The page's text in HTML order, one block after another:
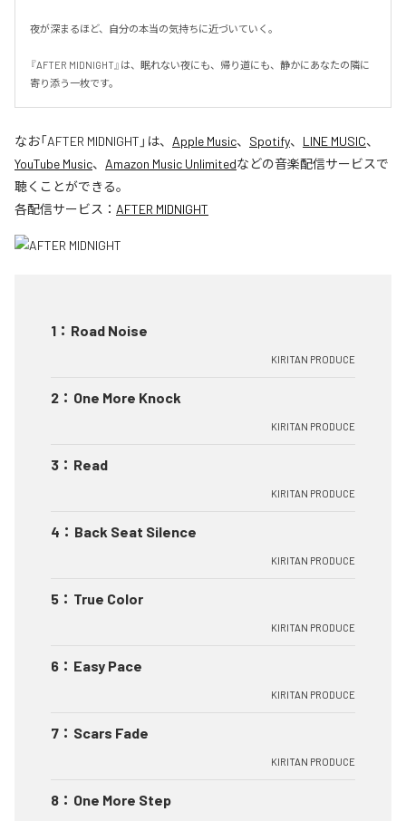
夜が深まるほど、自分の本当の気持ちに近づいていく。
『AFTER MIDNIGHT』は、眠れない夜にも、帰り道にも、静かにあなたの隣に
寄り添う一枚です。
なお「AFTER MIDNIGHT 」は、 Apple Music、 Spotify、 LINE MUSIC、
YouTube Music、 Amazon Music Unlimitedなどの音楽配信サービスで
聴くことができる。
各配信サービス： AFTER MIDNIGHT
1 ： Road Noise
KIRITAN PRODUCE
2 ： One More Knock
KIRITAN PRODUCE
3 ： Read
KIRITAN PRODUCE
4 ： Back Seat Silence
KIRITAN PRODUCE
5 ： True Color
KIRITAN PRODUCE
6 ： Easy Pace
KIRITAN PRODUCE
7 ： Scars Fade
KIRITAN PRODUCE
8 ： One More Step